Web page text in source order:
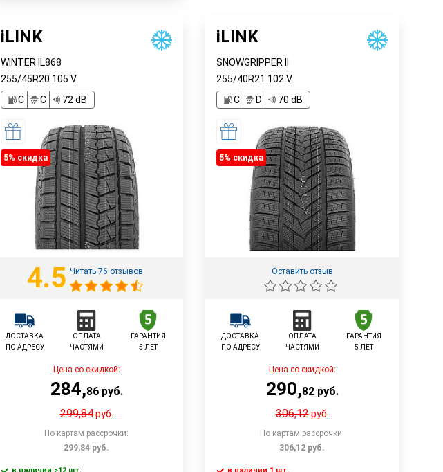
iLINK
WINTER IL868
255/45R20 105 V
C
C 72 dB
5% cкидка
4.5 Читать 76 отзывов
ДОСТАВКА
ПО АДРЕСУ
ОПЛАТА
ЧАСТЯМИ
ГАРАНТИЯ
5 ЛЕТ
Цена со скидкой:
284,86руб.
299,84руб.
По картам рассрочки:
299,84 руб.
iLINK
SNOWGRIPPER II
255/40R21 102 V
C
D 70 dB
5% cкидка
Оставить отзыв
ДОСТАВКА
ПО АДРЕСУ
ОПЛАТА
ЧАСТЯМИ
ГАРАНТИЯ
5 ЛЕТ
Цена со скидкой:
290,82руб.
306,12руб.
По картам рассрочки:
306,12 руб.